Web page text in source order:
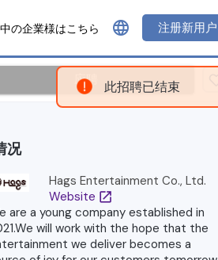
此招聘已结束
の企業様はこちら language 注册新用户
应聘
况
Hags Entertainment Co., Ltd.
Website open_in_new
are a young company established in
will work with the hope that the
we deliver becomes a